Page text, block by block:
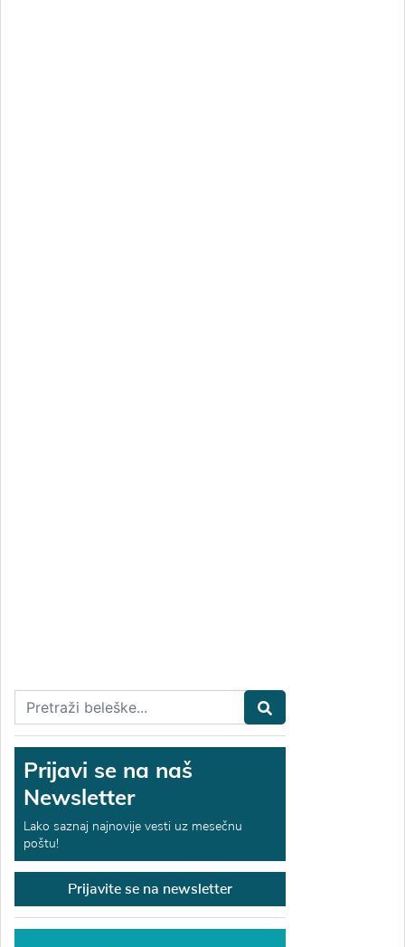
Prijavi se na naš
Newsletter
Lako saznaj najnovije vesti uz mesečnu
poštu!
Prijavite se na newsletter